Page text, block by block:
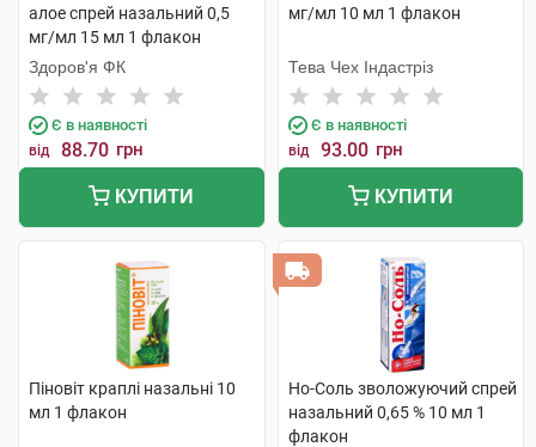
алое спрей назальний 0,5
мг/мл 15 мл 1 флакон
Здоров'я ФК
Є в наявності
від 88.70 грн
КУПИТИ
мг/мл 10 мл 1 флакон
Тева Чех Індастріз
Є в наявності
від 93.00 грн
КУПИТИ
Піновіт краплі назальні 10
мл 1 флакон
Но-Соль зволожуючий спрей
назальний 0,65 % 10 мл 1
флакон